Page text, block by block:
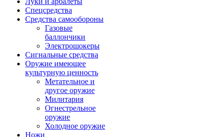
Спецсредства
Средства самообороны
Газовые
баллончики
Электрошокеры
Сигнальные средства
Оружие имеющее
культурную ценность
Метательное и
другое оружие
Милитария
Огнестрельное
оружие
Холодное оружие
Ножи